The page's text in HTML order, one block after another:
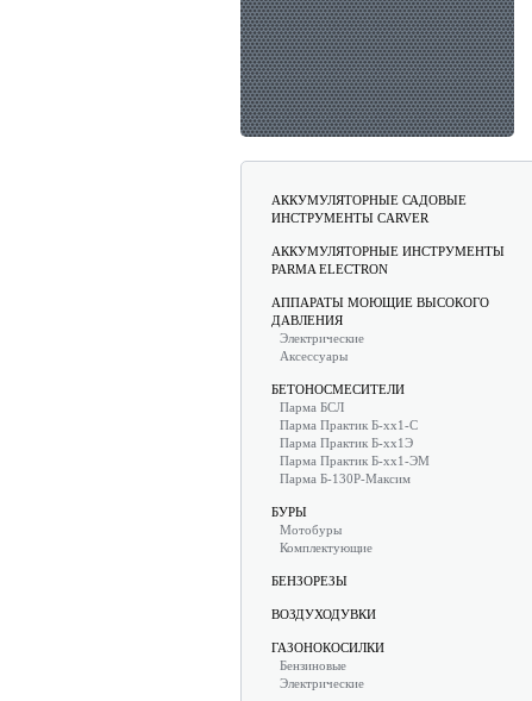
АККУМУЛЯТОРНЫЕ САДОВЫЕ
ИНСТРУМЕНТЫ CARVER
АККУМУЛЯТОРНЫЕ ИНСТРУМЕНТЫ
PARMA ELECTRON
АППАРАТЫ МОЮЩИЕ ВЫСОКОГО
ДАВЛЕНИЯ
Электрические
Аксессуары
БЕТОНОСМЕСИТЕЛИ
Парма БСЛ
Парма Практик Б-хх1-С
Парма Практик Б-хх1Э
Парма Практик Б-хх1-ЭМ
Парма Б-130Р-Максим
БУРЫ
Мотобуры
Комплектующие
БЕНЗОРЕЗЫ
ВОЗДУХОДУВКИ
ГАЗОНОКОСИЛКИ
Бензиновые
Электрические